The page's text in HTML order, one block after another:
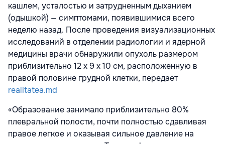
кашлем, усталостью и затрудненным дыханием
(одышкой) — симптомами, появившимися всего
неделю назад. После проведения визуализационных
исследований в отделении радиологии и ядерной
медицины врачи обнаружили опухоль размером
приблизительно 12 х 9 х 10 см, расположенную в
правой половине грудной клетки, передает
realitatea.md
«Образование занимало приблизительно 80%
плевральной полости, почти полностью сдавливая
правое легкое и оказывая сильное давление на